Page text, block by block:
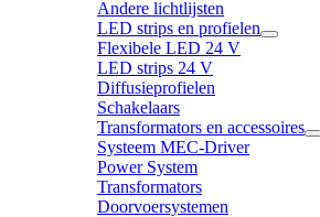
Andere lichtlijsten
LED strips en profielen
Flexibele LED 24 V
LED strips 24 V
Diffusieprofielen
Schakelaars
Transformators en accessoires
Systeem MEC-Driver
Power System
Transformators
Doorvoersystemen